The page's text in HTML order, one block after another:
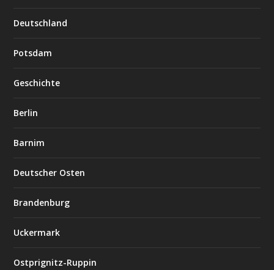
Deutschland
Potsdam
Geschichte
Berlin
Barnim
Deutscher Osten
Brandenburg
Uckermark
Ostprignitz-Ruppin